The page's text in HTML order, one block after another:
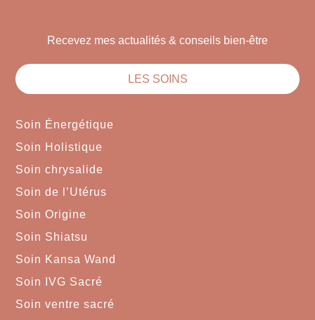
Recevez mes actualités & conseils bien-être
LES SOINS
Soin Énergétique
Soin Holistique
Soin chrysalide
Soin de l’Utérus
Soin Origine
Soin Shiatsu
Soin Kansa Wand
Soin IVG Sacré
Soin ventre sacré